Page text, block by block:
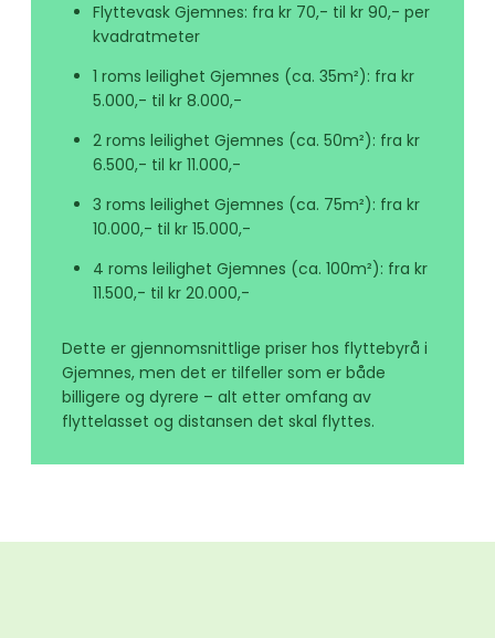
Flyttevask Gjemnes: fra kr 70,- til kr 90,- per
kvadratmeter
1 roms leilighet Gjemnes (ca. 35m²): fra kr
5.000,- til kr 8.000,-
2 roms leilighet Gjemnes (ca. 50m²): fra kr
6.500,- til kr 11.000,-
3 roms leilighet Gjemnes (ca. 75m²): fra kr
10.000,- til kr 15.000,-
4 roms leilighet Gjemnes (ca. 100m²): fra kr
11.500,- til kr 20.000,-
Dette er gjennomsnittlige priser hos flyttebyrå i
Gjemnes, men det er tilfeller som er både
billigere og dyrere – alt etter omfang av
flyttelasset og distansen det skal flyttes.